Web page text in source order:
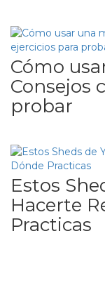
Cómo
Consejos
probar
Estos
Hacerte
Practicas